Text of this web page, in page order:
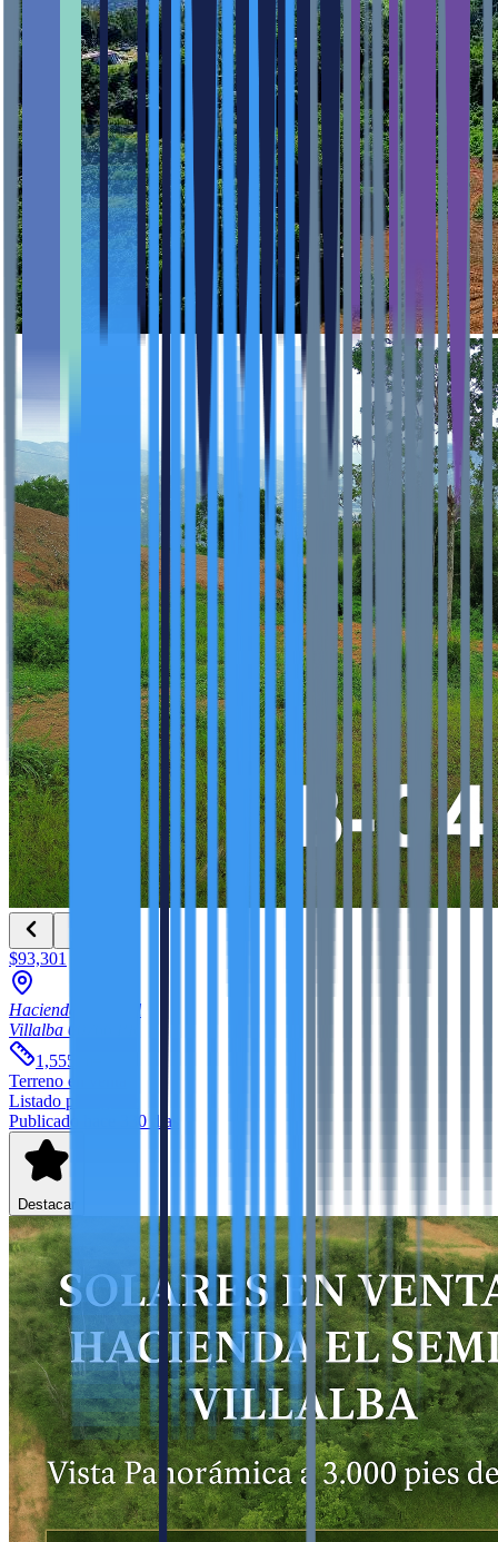
$93,301
Hacienda El Semil
Villalba 00766
1,555
Terreno en venta
Listado por agente
Publicado hace 330 días
Destacar